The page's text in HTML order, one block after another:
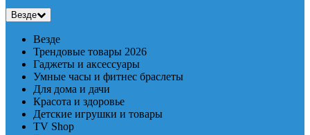
Везде
Везде
Трендовые товары 2026
Гаджеты и аксессуары
Умные часы и фитнес браслеты
Для дома и дачи
Красота и здоровье
Детские игрушки и товары
TV Shop